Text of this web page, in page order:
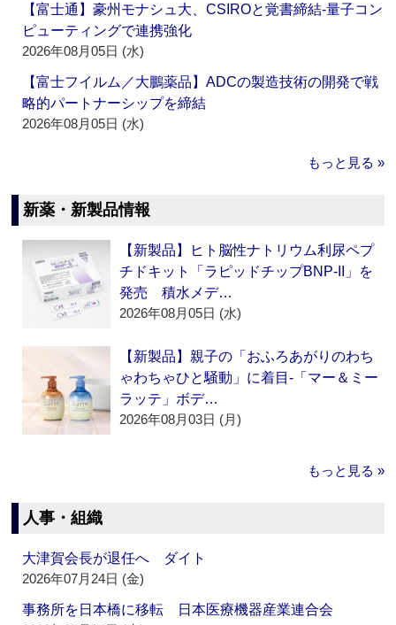
【富士通】豪州モナシュ大、CSIROと覚書締結‐量子コン
ピューティングで連携強化
2026年08月05日 (水)
【富士フイルム／大鵬薬品】ADCの製造技術の開発で戦
略的パートナーシップを締結
2026年08月05日 (水)
もっと見る »
新薬・新製品情報
【新製品】ヒト脳性ナトリウム利尿ペプ
チドキット「ラピッドチップBNP-II」を
発売 積水メデ…
2026年08月05日 (水)
【新製品】親子の「おふろあがりのわち
ゃわちゃひと騒動」に着目‐「マー＆ミー
ラッテ」ボデ…
2026年08月03日 (月)
もっと見る »
人事・組織
大津賀会長が退任へ ダイト
2026年07月24日 (金)
事務所を日本橋に移転 日本医療機器産業連合会